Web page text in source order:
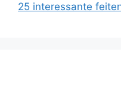
25 interessante